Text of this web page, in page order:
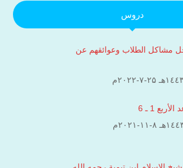
دروس
مشاكل الطلاب وعوائقهم عن
1 ـ 6